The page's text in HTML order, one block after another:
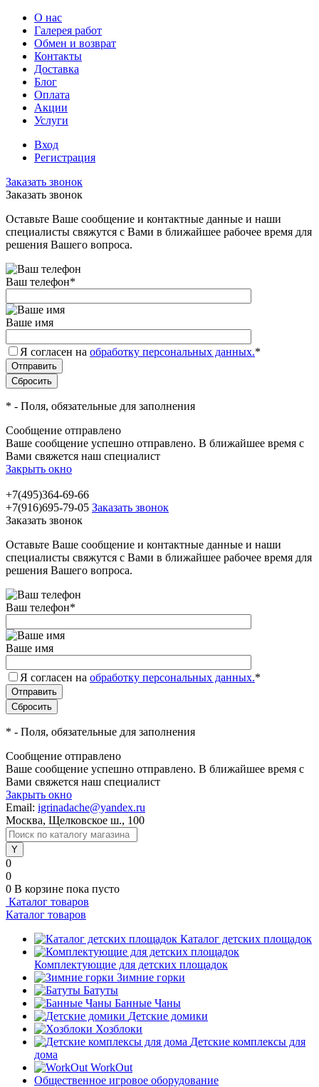
О нас
Галерея работ
Обмен и возврат
Контакты
Доставка
Блог
Оплата
Акции
Услуги
Вход
Регистрация
Заказать звонок
Заказать звонок
Оставьте Ваше сообщение и контактные данные и наши
специалисты свяжутся с Вами в ближайшее рабочее время для
решения Вашего вопроса.
Ваш телефон*
Ваше имя
Я согласен на обработку персональных данных.*
* - Поля, обязательные для заполнения
Сообщение отправлено
Ваше сообщение успешно отправлено. В ближайшее время с
Вами свяжется наш специалист
Закрыть окно
+7(495)364-69-66
+7(916)695-79-05 Заказать звонок
Заказать звонок
Оставьте Ваше сообщение и контактные данные и наши
специалисты свяжутся с Вами в ближайшее рабочее время для
решения Вашего вопроса.
Ваш телефон*
Ваше имя
Я согласен на обработку персональных данных.*
* - Поля, обязательные для заполнения
Сообщение отправлено
Ваше сообщение успешно отправлено. В ближайшее время с
Вами свяжется наш специалист
Закрыть окно
Email: igrinadache@yandex.ru
Москва, Щелковское ш., 100
0
0
0 В корзине пока пусто
Каталог товаров
Каталог товаров
Каталог детских площадок
Комплектующие для детских площадок
Зимние горки
Батуты
Банные Чаны
Детские домики
Хозблоки
Детские комплексы для
дома
WorkOut
Общественное игровое оборудование